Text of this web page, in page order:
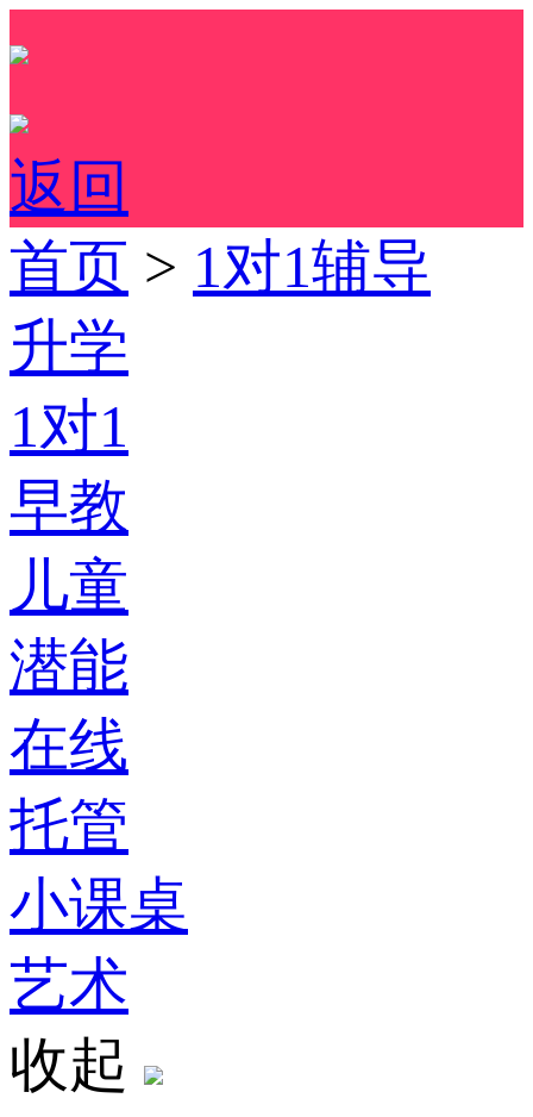
返回
首页 > 1对1辅导
升学
1对1
早教
儿童
潜能
在线
托管
小课桌
艺术
收起